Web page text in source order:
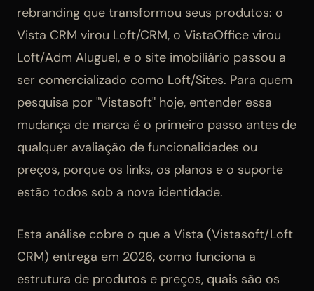
rebranding que transformou seus produtos: o
Vista CRM virou Loft/CRM, o VistaOffice virou
Loft/Adm Aluguel, e o site imobiliário passou a
ser comercializado como Loft/Sites. Para quem
pesquisa por "Vistasoft" hoje, entender essa
mudança de marca é o primeiro passo antes de
qualquer avaliação de funcionalidades ou
preços, porque os links, os planos e o suporte
estão todos sob a nova identidade.
Esta análise cobre o que a Vista (Vistasoft/Loft
CRM) entrega em 2026, como funciona a
estrutura de produtos e preços, quais são os